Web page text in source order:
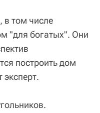
в том числе
"для богатых". Они
построить дом